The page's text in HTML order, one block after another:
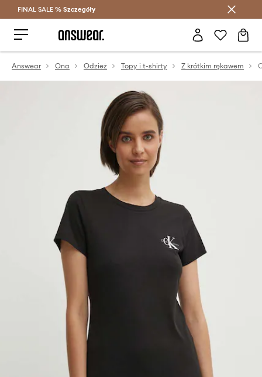
Oszczędzaj z Answear Club >
FINAL SALE % Szczegóły
Answear Ona Odzież Topy i t-shirty Z krótkim rękawem